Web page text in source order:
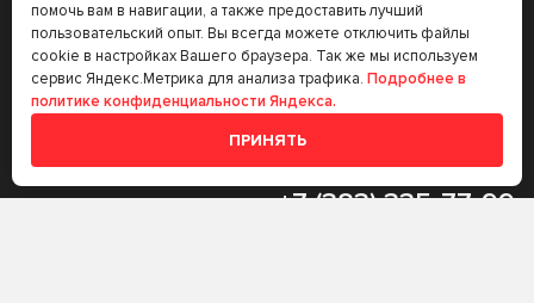
Прочее
Трансмиссионные
масла
+7 (383) 335-77-99
помочь вам в навигации, а также предоставить лучший
пользовательский опыт. Вы всегда можете отключить файлы
cookie в настройках Вашего браузера. Так же мы используем
сервис Яндекс.Метрика для анализа трафика. Подробнее в
политике конфиденциальности Яндекса.
ПРИНЯТЬ